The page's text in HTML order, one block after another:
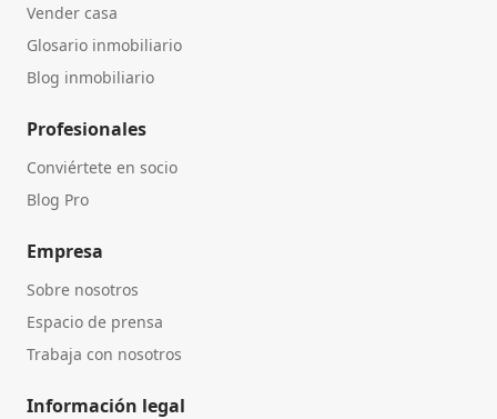
Vender casa
Glosario inmobiliario
Blog inmobiliario
Profesionales
Conviértete en socio
Blog Pro
Empresa
Sobre nosotros
Espacio de prensa
Trabaja con nosotros
Información legal